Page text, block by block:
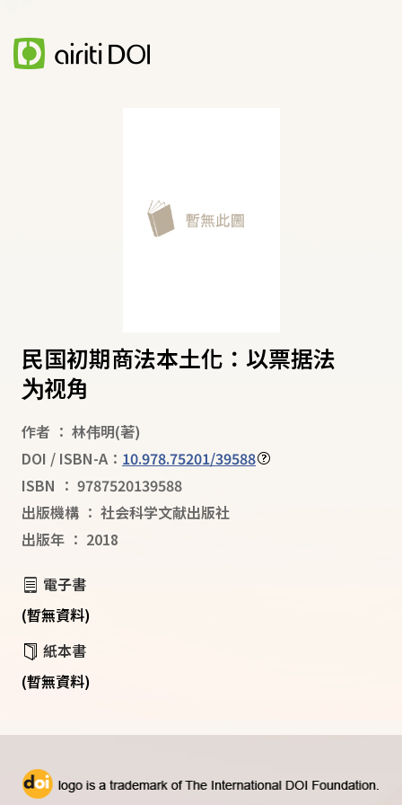
民国初期商法本土化：以票据法
为视角
作者 ： 林伟明(著)
DOI / ISBN-A： 10.978.75201/39588
ISBN ： 9787520139588
出版機構 ： 社会科学文献出版社
出版年 ： 2018
電子書
(暫無資料)
紙本書
(暫無資料)